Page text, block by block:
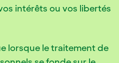
intérêts ou vos libertés
lorsque le traitement de